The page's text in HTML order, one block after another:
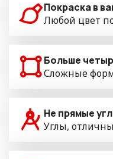
Покраска в
Любой цвет
Больше
Сложные
Не прямые
Углы,